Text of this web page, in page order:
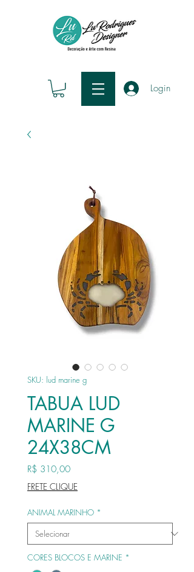
Login
SKU: lud marine g
TABUA LUD
MARINE G
24X38CM
R$ 310,00Preço
FRETE CLIQUE
ANIMAL MARINHO *
CORES BLOCOS E MARINE *